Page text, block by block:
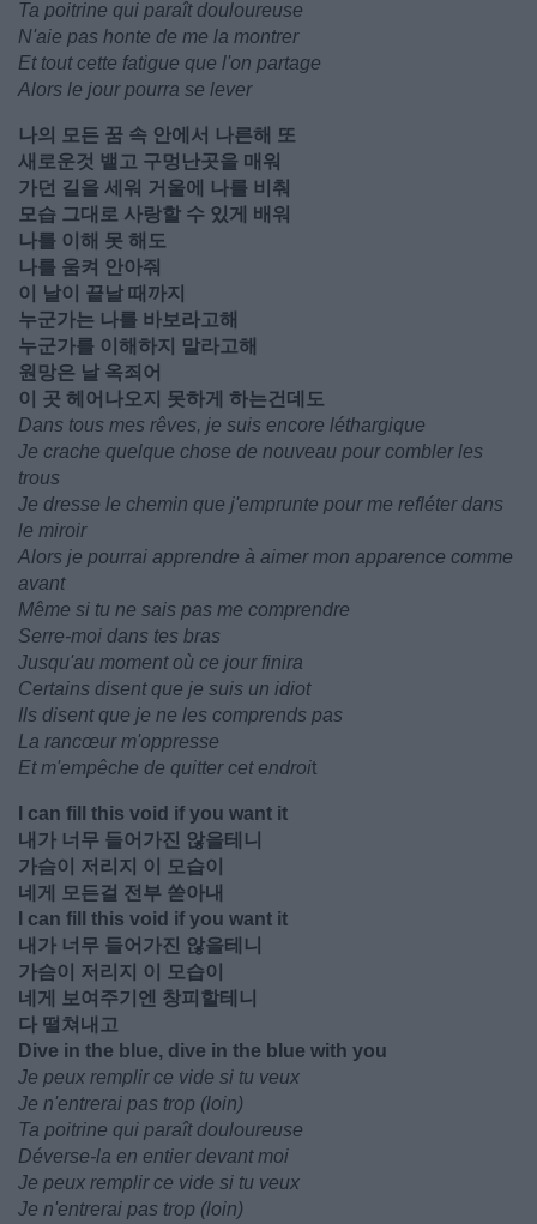
Ta poitrine qui paraît douloureuse
N'aie pas honte de me la montrer
Et tout cette fatigue que l'on partage
Alors le jour pourra se lever
나의 모든 꿈 속 안에서 나른해 또
새로운것 뱉고 구멍난곳을 매워
가던 길을 세워 거울에 나를 비춰
모습 그대로 사랑할 수 있게 배워
나를 이해 못 해도
나를 움켜 안아줘
이 날이 끝날 때까지
누군가는 나를 바보라고해
누군가를 이해하지 말라고해
원망은 날 옥죄어
이 곳 헤어나오지 못하게 하는건데도
Dans tous mes rêves, je suis encore léthargique
Je crache quelque chose de nouveau pour combler les
trous
Je dresse le chemin que j'emprunte pour me refléter dans
le miroir
Alors je pourrai apprendre à aimer mon apparence comme
avant
Même si tu ne sais pas me comprendre
Serre-moi dans tes bras
Jusqu'au moment où ce jour finira
Certains disent que je suis un idiot
Ils disent que je ne les comprends pas
La rancœur m'oppresse
Et m'empêche de quitter cet endroit
I can fill this void if you want it
내가 너무 들어가진 않을테니
가슴이 저리지 이 모습이
네게 모든걸 전부 쏟아내
I can fill this void if you want it
내가 너무 들어가진 않을테니
가슴이 저리지 이 모습이
네게 보여주기엔 창피할테니
다 떨쳐내고
Dive in the blue, dive in the blue with you
Je peux remplir ce vide si tu veux
Je n'entrerai pas trop (loin)
Ta poitrine qui paraît douloureuse
Déverse-la en entier devant moi
Je peux remplir ce vide si tu veux
Je n'entrerai pas trop (loin)